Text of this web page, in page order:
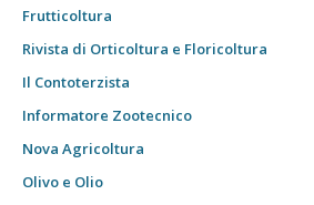
Frutticoltura
Rivista di Orticoltura e Floricoltura
Il Contoterzista
Informatore Zootecnico
Nova Agricoltura
Olivo e Olio